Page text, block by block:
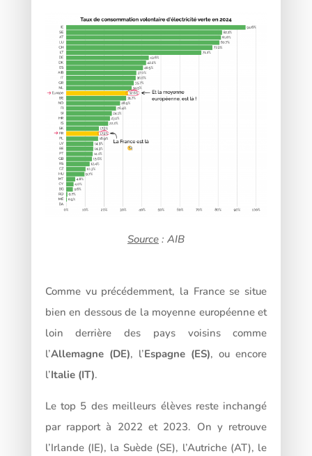
Source: AIB
Comme vu précédemment, la France se situe
bien en dessous de la moyenne européenne et
loin derrière des pays voisins comme
l’Allemagne (DE), l’Espagne (ES), ou encore
l’Italie (IT).
Le top 5 des meilleurs élèves reste inchangé
par rapport à 2022 et 2023. On y retrouve
l’Irlande (IE), la Suède (SE), l’Autriche (AT), le